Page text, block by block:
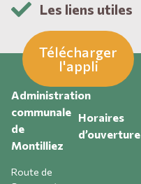
Les liens utiles
Télécharger
l'appli
Administration
communale
de
Montilliez
Route de
Horaires
d’ouverture